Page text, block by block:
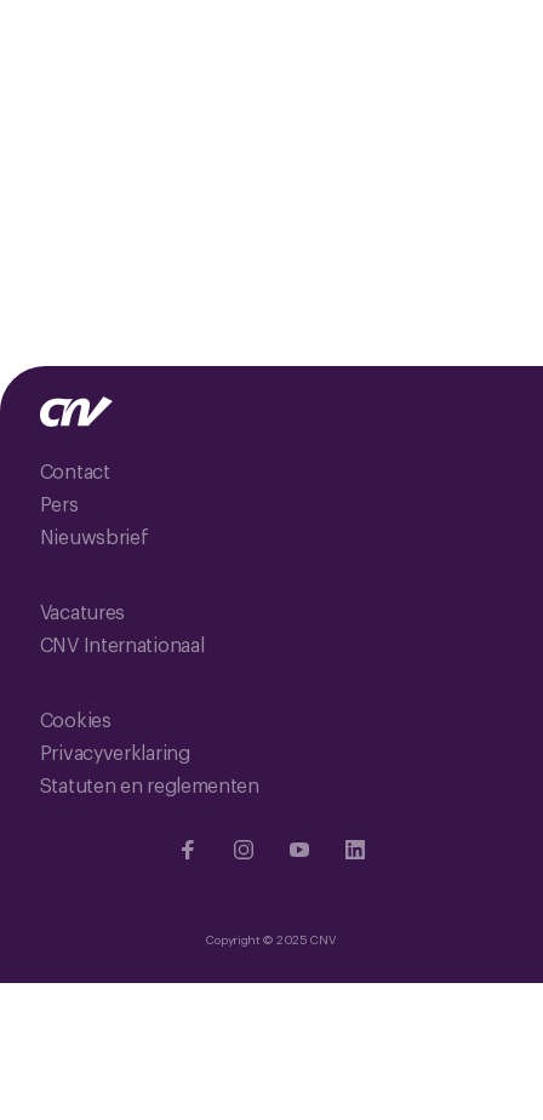
Contact
Pers
Nieuwsbrief
Vacatures
CNV Internationaal
Cookies
Privacyverklaring
Statuten en reglementen
Copyright © 2025 CNV